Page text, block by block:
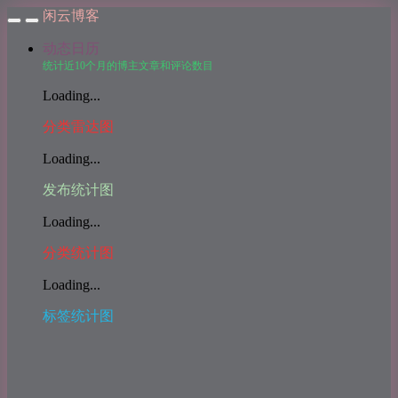
闲云博客
动态日历
统计近10个月的博主文章和评论数目
Loading...
分类雷达图
Loading...
发布统计图
Loading...
分类统计图
Loading...
标签统计图